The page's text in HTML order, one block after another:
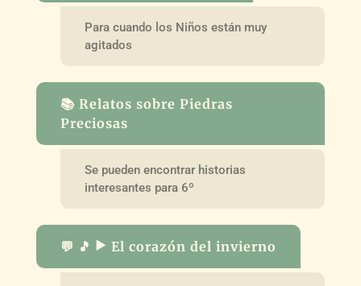
Para cuando los Niños están muy
agitados
📚 Relatos sobre Piedras
Preciosas
Se pueden encontrar historias
interesantes para 6º
💬 🎵 ▶️ El corazón del invierno